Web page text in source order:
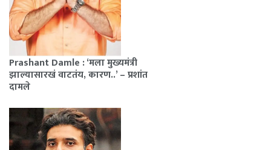
Prashant Damle : ‘मला मुख्यमंत्री
झाल्यासारखं वाटतंय, कारण..’ – प्रशांत
दामले